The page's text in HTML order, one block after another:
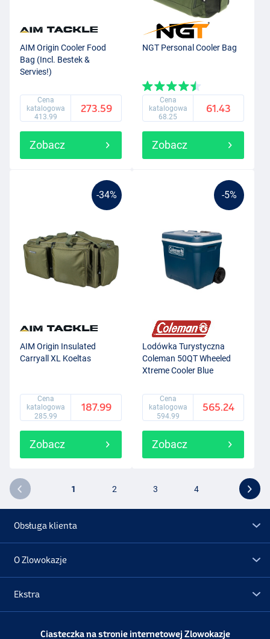
AIM Origin Cooler Food
Bag (Incl. Bestek &
Servies!)
Cena
katalogowa
413.99
273.59
Zobacz
NGT Personal Cooler Bag
Cena
katalogowa
68.25
61.43
Zobacz
-34%
AIM Origin Insulated
Carryall XL Koeltas
Cena
katalogowa
285.99
187.99
Zobacz
-5%
Lodówka Turystyczna
Coleman 50QT Wheeled
Xtreme Cooler Blue
Cena
katalogowa
594.99
565.24
Zobacz
1 2 3 4
Obsługa klienta
O Zlowokazje
Ekstra
Promocje
Ciasteczka na stronie internetowej Zlowokazje